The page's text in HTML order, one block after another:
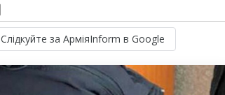
Слідкуйте за АрміяInform в Google